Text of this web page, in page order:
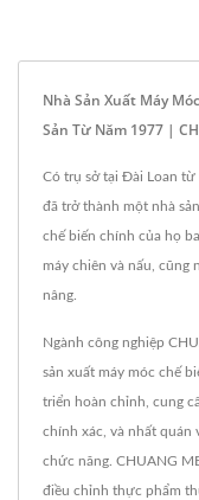
Nhà Sản Xuất Máy
Sản Từ Năm 1977 |
Có trụ sở tại Đài Loan từ
đã trở thành một nhà
chế biến chính của họ
máy chiên và nấu, cũng
nâng.
Ngành công nghiệp
sản xuất máy móc chế
triển hoàn chỉnh, cung
chính xác, và nhất quán
chức năng. CHUANG
điều chỉnh thực phẩm